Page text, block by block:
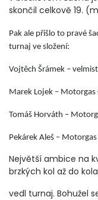
skončil celkově 19.
Pak ale přišlo to pravé
turnaj ve složení:
Vojtěch Šrámek –
Marek Lojek –
Tomáš Horváth –
Pekárek Aleš –
Největší ambice na
brzkých kol až do
vedl turnaj. Bohužel